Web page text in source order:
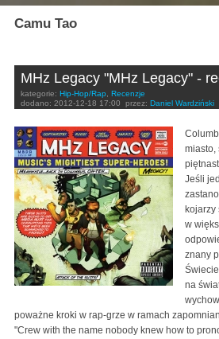
Camu Tao
MHz Legacy "MHz Legacy" -
kategorie: Hip-Hop/Rap, Recenzje
dodano: 2012-12-18 17:00 przez: Daniel Wardziński
miasto,
Jeśli
kojarzy
w
znany
na
poważne kroki w rap-grze w ramach
"Crew with the name nobody knew how to